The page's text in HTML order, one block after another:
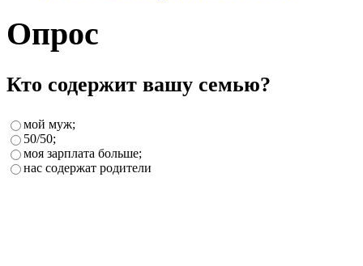
Опрос
Кто содержит вашу семью?
мой муж;
50/50;
моя зарплата больше;
нас содержат родители